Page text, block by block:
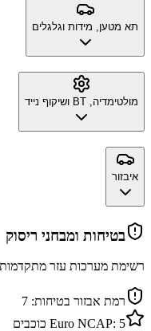
תא מטען, מידות וגלגלים
מולטימדיה, BT ושיקוף נייד
איבזור
בטיחות ומבחני ריסוק
רשימת מערכות עזר מתקדמות
רמת אבזור בטיחות: 7
Euro NCAP: 5 כוכבים